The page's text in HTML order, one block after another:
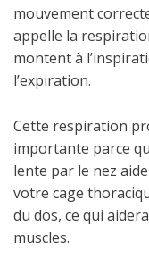
mouvement
appelle la
montent à
l’expiration.
Cette respiration
importante parce
lente par le nez
votre cage
du dos, ce qui
muscles.